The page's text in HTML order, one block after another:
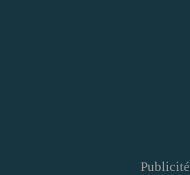
Publicité